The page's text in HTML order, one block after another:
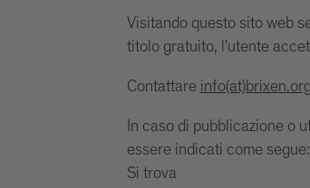
Visitando questo sito web
titolo gratuito, l'utente
Contattare info(at)brixen.org
In caso di pubblicazione o
essere indicati come
Si trova